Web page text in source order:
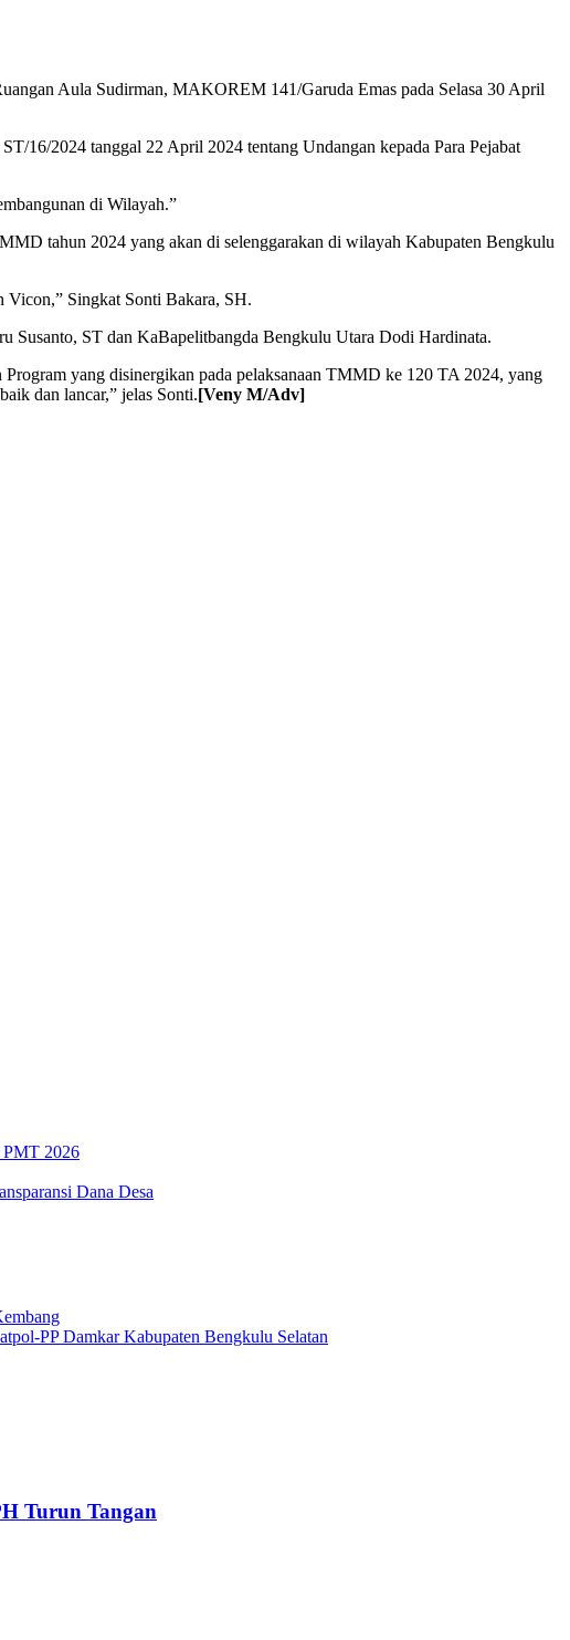
Aula Sudirman, MAKOREM 141/Garuda Emas pada Selasa 30 April
16/2024 tanggal 22 April 2024 tentang Undangan kepada Para Pejabat
di Wilayah.”
tahun 2024 yang akan di selenggarakan di wilayah Kabupaten Bengkulu
Vicon,” Singkat Sonti Bakara, SH.
ST dan KaBapelitbangda Bengkulu Utara Dodi Hardinata.
yang disinergikan pada pelaksanaan TMMD ke 120 TA 2024, yang
dan lancar,” jelas Sonti.[Veny M/Adv]
PMT 2026
Dana Desa
PP Damkar Kabupaten Bengkulu Selatan
Turun Tangan